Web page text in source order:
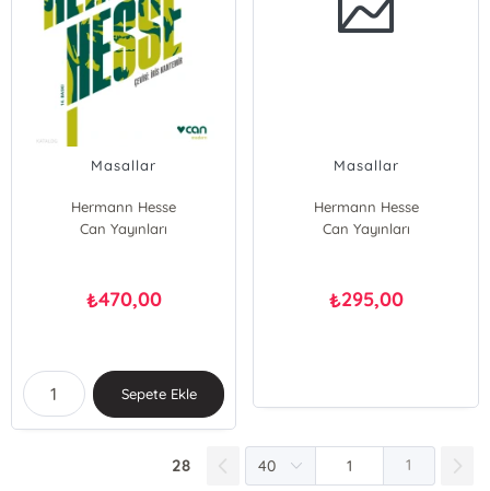
Masallar
Hermann Hesse
Can Yayınları
₺470,00
Sepete Ekle
Masallar
Hermann Hesse
Can Yayınları
₺295,00
28 1